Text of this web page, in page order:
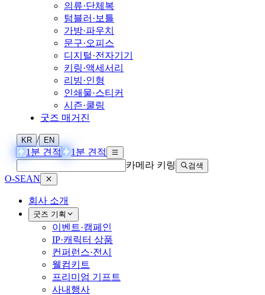
의류·단체복
텀블러·보틀
가방·파우치
문구·오피스
디지털·전자기기
키링·액세서리
리빙·인형
인쇄물·스티커
시즌·쿨링
굿즈 매거진
KR / EN
1분 견적
1분 견적
카메라 키링
검색
O-SEAN
회사 소개
굿즈 기획
이벤트·캠페인
IP·캐릭터 상품
컨퍼런스·전시
웰컴키트
프리미엄 기프트
사내행사